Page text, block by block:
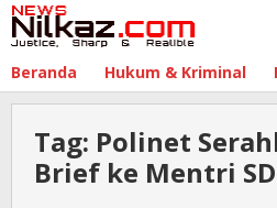
Lewati
ke
Beranda Hukum & Kriminal
Tag: Polinet
Brief ke Mentri